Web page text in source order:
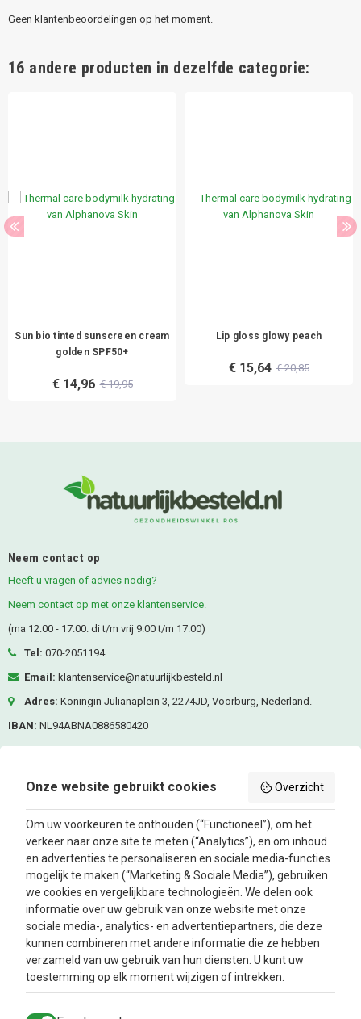
Geen klantenbeoordelingen op het moment.
16 andere producten in dezelfde categorie:
Sun bio tinted sunscreen cream
golden SPF50+
€ 14,96 € 19,95
Lip gloss glowy peach
€ 15,64 € 20,85
Neem contact op
Heeft u vragen of advies nodig?
Neem contact op met onze klantenservice.
(ma 12.00 - 17.00. di t/m vrij 9.00 t/m 17.00)
Tel: 070-2051194
Email: klantenservice@natuurlijkbesteld.nl
Adres: Koningin Julianaplein 3, 2274JD, Voorburg, Nederland.
IBAN: NL94ABNA0886580420
KVK-nummer:80476287
Volg ons
FacebookInstagram
Nieuwsbrief
Oké
Info Klantenservice
Onze website gebruikt cookies Overzicht
Om uw voorkeuren te onthouden (“Functioneel”), om het
verkeer naar onze site te meten (“Analytics”), en om inhoud
en advertenties te personaliseren en sociale media-functies
mogelijk te maken (“Marketing & Sociale Media”), gebruiken
we cookies en vergelijkbare technologieën. We delen ook
informatie over uw gebruik van onze website met onze
sociale media-, analytics- en advertentiepartners, die deze
kunnen combineren met andere informatie die ze hebben
verzameld van uw gebruik van hun diensten. U kunt uw
toestemming op elk moment wijzigen of intrekken.